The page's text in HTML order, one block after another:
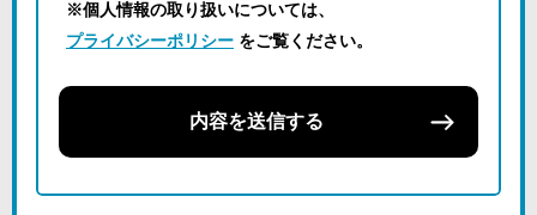
※個人情報の取り扱いについては、
プライバシーポリシー をご覧ください。
内容を送信する